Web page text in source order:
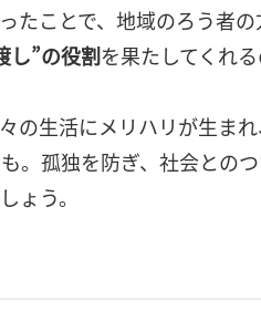
たことで、地域のろう者
し”の役割を果たしてくれ
の生活にメリハリが生まれ
。孤独を防ぎ、社会との
ょう。